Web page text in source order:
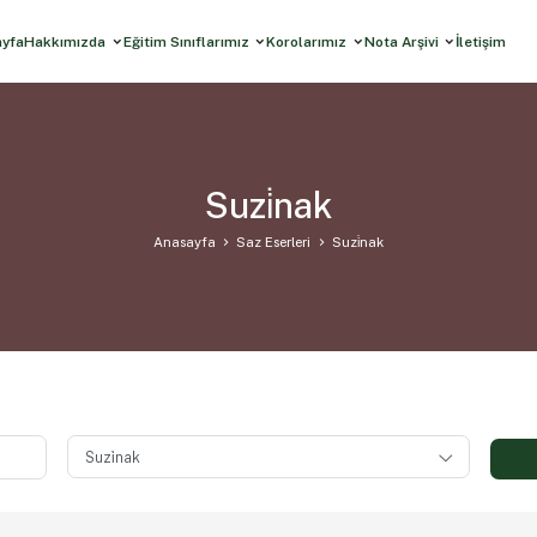
Hakkımızda Eğitim Sınıflarımız Korolarımız Nota Arşivi İletişim
Suzi̇nak
Anasayfa Saz Eserleri Suzi̇nak